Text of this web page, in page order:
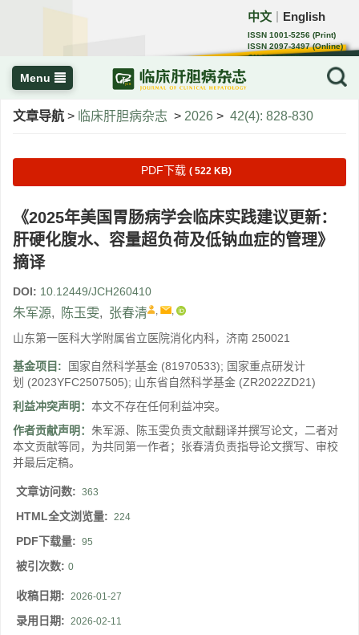
中文 English
ISSN 1001-5256 (Print)
ISSN 2097-3497 (Online)
CN 22-1108/R
Menu
文章导航 > 临床肝胆病杂志 > 2026 > 42(4): 828-830
PDF下载 ( 522 KB)
《2025年美国胃肠病学会临床实践建议更新：
肝硬化腹水、容量超负荷及低钠血症的管理》
摘译
DOI: 10.12449/JCH260410
朱军源, 陈玉雯, 张春清 , ,
山东第一医科大学附属省立医院消化内科，济南 250021
基金项目: 国家自然科学基金 (81970533); 国家重点研发计
划 (2023YFC2507505); 山东省自然科学基金 (ZR2022ZD21)
利益冲突声明： 本文不存在任何利益冲突。
作者贡献声明： 朱军源、陈玉雯负责文献翻译并撰写论文，二者对
本文贡献等同，为共同第一作者；张春清负责指导论文撰写、审校
并最后定稿。
文章访问数: 363
HTML全文浏览量: 224
PDF下载量: 95
被引次数: 0
收稿日期: 2026-01-27
录用日期: 2026-02-11